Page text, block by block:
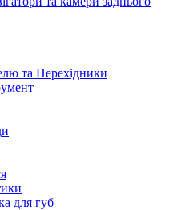
та Перехідники
для губ